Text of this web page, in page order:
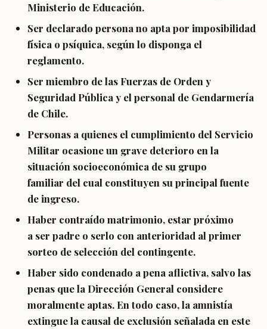
Ministerio de Educación.
Ser declarado persona no apta por imposibilidad
física o psíquica, según lo disponga el
reglamento.
Ser miembro de las Fuerzas de Orden y
Seguridad Pública y el personal de Gendarmería
de Chile.
Personas a quienes el cumplimiento del Servicio
Militar ocasione un grave deterioro en la
situación socioeconómica de su grupo
familiar del cual constituyen su principal fuente
de ingreso.
Haber contraído matrimonio, estar próximo
a ser padre o serlo con anterioridad al primer
sorteo de selección del contingente.
Haber sido condenado a pena aflictiva, salvo las
penas que la Dirección General considere
moralmente aptas. En todo caso, la amnistía
extingue la causal de exclusión señalada en este